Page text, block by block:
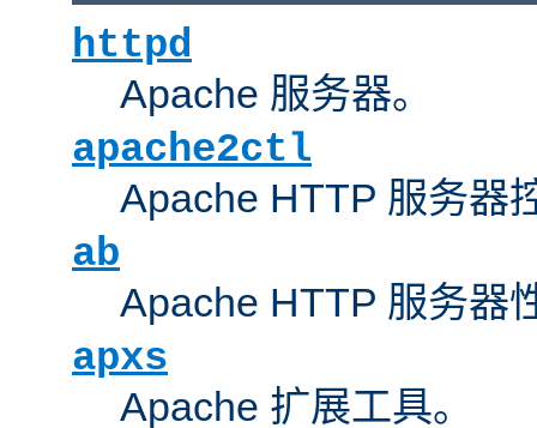
httpd
Apache 服务器。
apache2ctl
Apache HTTP 服务器
ab
Apache HTTP 服务器
apxs
Apache 扩展工具。